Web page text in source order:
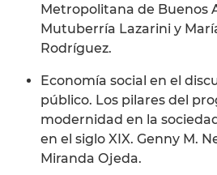
Metropolitana de Buenos
Mutuberría Lazarini y
Rodríguez.
Economía social en el
público. Los pilares del
modernidad en la
en el siglo XIX. Genny M.
Miranda Ojeda.